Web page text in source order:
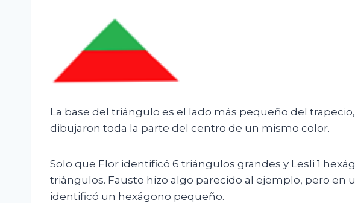
La base del triángulo es el lado más pequeño del
dibujaron toda la parte del centro de un mismo color.
Solo que Flor identificó 6 triángulos grandes y Lesli 1
triángulos. Fausto hizo algo parecido al ejemplo, pero en
identificó un hexágono pequeño.